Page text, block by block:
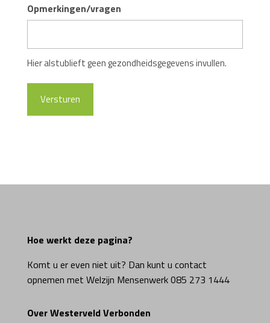
Opmerkingen/vragen
Hier alstublieft geen gezondheidsgegevens invullen.
Hoe werkt deze pagina?
Komt u er even niet uit? Dan kunt u contact
opnemen met Welzijn Mensenwerk 085 273 1444
Over Westerveld Verbonden